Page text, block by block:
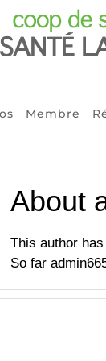
Membre
About
This author
So far